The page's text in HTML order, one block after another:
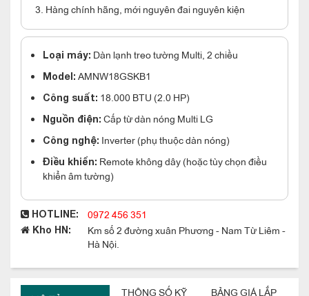
3. Hàng chính hãng, mới nguyên đai nguyên kiện
Loại máy: Dàn lạnh treo tường Multi, 2 chiều
Model: AMNW18GSKB1
Công suất: 18.000 BTU (2.0 HP)
Nguồn điện: Cấp từ dàn nóng Multi LG
Công nghệ: Inverter (phụ thuộc dàn nóng)
Điều khiển: Remote không dây (hoặc tùy chọn điều
khiển âm tường)
HOTLINE: 0972 456 351
Kho HN:
Km số 2 đường xuân Phương - Nam Từ Liêm -
Hà Nội.
THÔNG SỐ KỸ
BẢNG GIÁ LẮP